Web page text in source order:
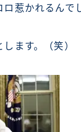
惹かれるんで
ます。（笑）